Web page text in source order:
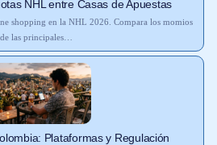
NHL entre Casas de Apuestas
shopping en la NHL 2026. Compara los momios
de las principales…
Plataformas y Regulación